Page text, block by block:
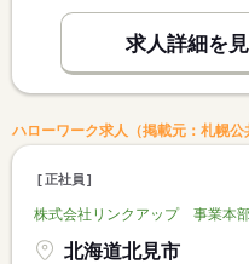
求人詳細を
ハローワーク求人（掲載元：札幌公
正社員
株式会社リンクアップ 事業本
北海道北見市